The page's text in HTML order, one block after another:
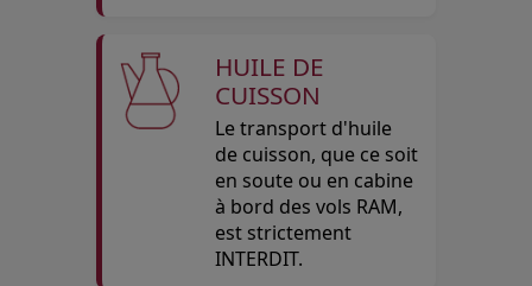
HUILE DE
CUISSON
Le transport d'huile
de cuisson, que ce soit
en soute ou en cabine
à bord des vols RAM,
est strictement
INTERDIT.